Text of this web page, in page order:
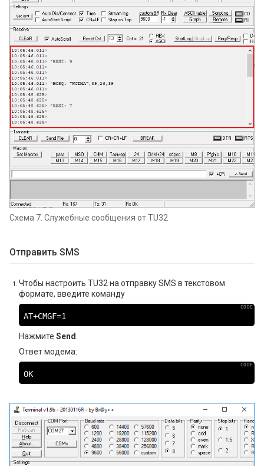
Схема 7. Служебные сообщения от TU32
Отправить SMS
Чтобы настроить TU32 на отправку SMS в текстовом
формате, введите команду
AT+CMGF=1
Нажмите Send
Ответ модема:
ОК